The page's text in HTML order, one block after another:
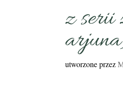
z
utworzone przez